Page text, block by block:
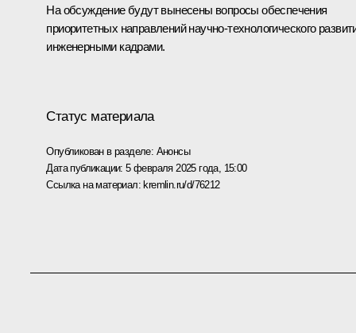
На обсуждение будут вынесены вопросы обеспечения
приоритетных направлений научно-технологического
инженерными кадрами.
Статус материала
Опубликован в разделе: Анонсы
Дата публикации:5 февраля 2025 года, 15:00
Ссылка на материал:kremlin.ru/d/76212